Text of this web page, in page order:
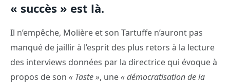
« succès » est là.
Il n’empêche, Molière et son Tartuffe n’auront pas
manqué de jaillir à l’esprit des plus retors à la lecture
des interviews données par la directrice qui évoque à
propos de son « Taste », une« démocratisation de la